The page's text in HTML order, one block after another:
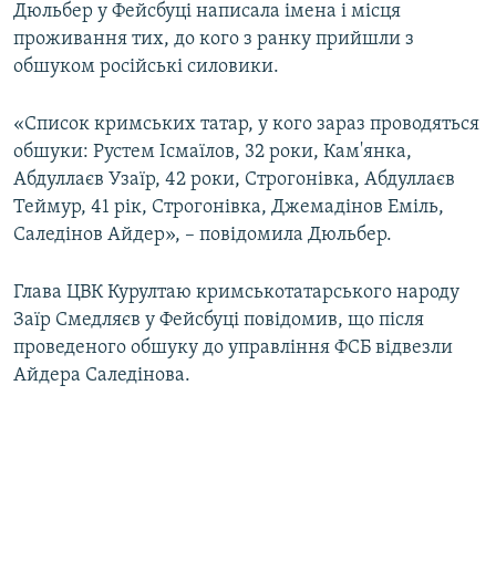
Усі сайти RFE/RL
Дюльбер у Фейсбуці написала імена і місця
проживання тих, до кого з ранку прийшли з
обшуком російські силовики.
«Список кримських татар, у кого зараз проводяться
обшуки: Рустем Ісмаїлов, 32 роки, Кам'янка,
Абдуллаєв Узаїр, 42 роки, Строгонівка, Абдуллаєв
Теймур, 41 рік, Строгонівка, Джемадінов Еміль,
Саледінов Айдер», – повідомила Дюльбер.
Глава ЦВК Курултаю кримськотатарського народу
Заїр Смедляєв у Фейсбуці повідомив, що після
проведеного обшуку до управління ФСБ відвезли
Айдера Саледінова.